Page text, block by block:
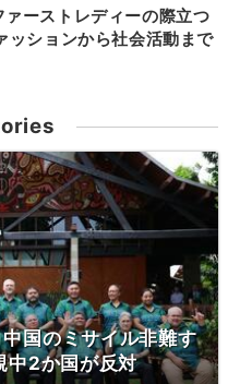
ァーストレディーの際立つ
ッションから社会活動まで
国のミサイル非難す
中2か国が反対